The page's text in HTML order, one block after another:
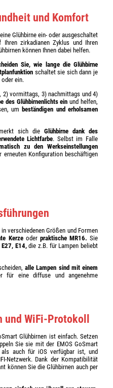
und Komfort
Glühbirne ein- oder ausgeschaltet
zirkadianen Zyklus und Ihren
können Ihnen dabei helfen.
Sie, wie lange die Glühbirne
schaltet sie sich dann je
ein.
2) vormittags, 3) nachmittags und 4)
des Glühbirnenlichts ein und helfen,
umbeständigen und erholsamen
sich die Glühbirne dank des
Lichtfarbe. Selbst im Falle
zu den Werkseinstellungen
Konfiguration beschäftigen
verschiedenen Größen und Formen
Kerzeoder praktische MR16. Sie
E27, E14,die z.B. für Lampen beliebt
alle Lampen sind mit einem
für eine diffuse und angenehme
WiFi-Protokoll
Glühbirnen ist einfach. Setzen
Sie sie mit der EMOS GoSmart
auch für iOS verfügbar ist, und
Netzwerk. Dank der Kompatibilität
können Sie die Glühbirnen auch per